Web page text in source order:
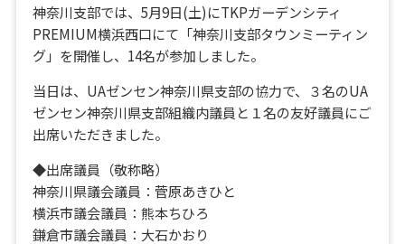
神奈川支部では、5月9日(土)にTKPガーデンシティ
PREMIUM横浜西口にて「神奈川支部タウンミーティン
グ」を開催し、14名が参加しました。
当日は、UAゼンセン神奈川県支部の協力で、３名のUA
ゼンセン神奈川県支部組織内議員と１名の友好議員にご
出席いただきました。
◆出席議員（敬称略）
神奈川県議会議員：菅原あきひと
横浜市議会議員：熊本ちひろ
鎌倉市議会議員：大石かおり